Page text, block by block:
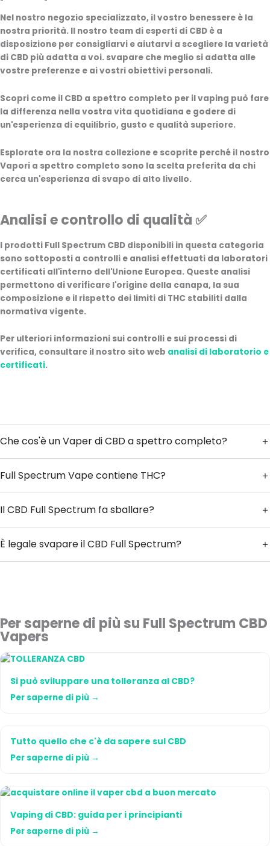
Nel nostro negozio specializzato, il vostro benessere è la
nostra priorità. Il nostro team di esperti di CBD è a
disposizione per consigliarvi e aiutarvi a scegliere la varietà
di CBD più adatta a voi. svapare che meglio si adatta alle
vostre preferenze e ai vostri obiettivi personali.
Scopri come il CBD a spettro completo per il vaping può fare
la differenza nella vostra vita quotidiana e godere di
un'esperienza di equilibrio, gusto e qualità superiore.
Esplorate ora la nostra collezione e scoprite perché il nostro
Vapori a spettro completo sono la scelta preferita da chi
cerca un'esperienza di svapo di alto livello.
Analisi e controllo di qualità ✅
I prodotti Full Spectrum CBD disponibili in questa categoria
sono sottoposti a controlli e analisi effettuati da laboratori
certificati all'interno dell'Unione Europea. Queste analisi
permettono di verificare l'origine della canapa, la sua
composizione e il rispetto dei limiti di THC stabiliti dalla
normativa vigente.
Per ulteriori informazioni sui controlli e sui processi di
verifica, consultare il nostro sito web analisi di laboratorio e
certificati.
Che cos'è un Vaper di CBD a spettro completo?
Full Spectrum Vape contiene THC?
Il CBD Full Spectrum fa sballare?
È legale svapare il CBD Full Spectrum?
Per saperne di più su Full Spectrum CBD
Vapers
Si può sviluppare una tolleranza al CBD?
Per saperne di più →
Tutto quello che c'è da sapere sul CBD
Per saperne di più →
Vaping di CBD: guida per i principianti
Per saperne di più →